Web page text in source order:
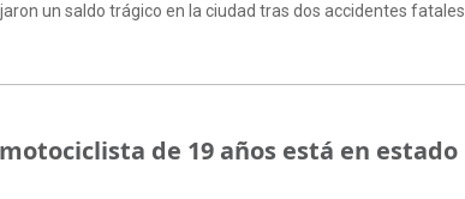
un saldo trágico en la ciudad tras dos accidentes fatales.
de 19 años está en estado